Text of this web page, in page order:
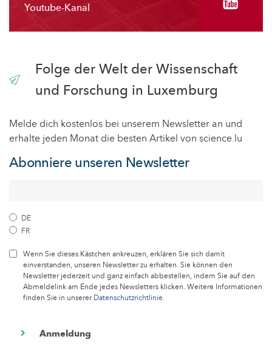
Youtube-Kanal
Folge der Welt der Wissenschaft
und Forschung in Luxemburg
Melde dich kostenlos bei unserem Newsletter an und
erhalte jeden Monat die besten Artikel von science.lu
Abonniere unseren Newsletter
DE
FR
Wenn Sie dieses Kästchen ankreuzen, erklären Sie sich damit
einverstanden, unseren Newsletter zu erhalten. Sie können den
Newsletter jederzeit und ganz einfach abbestellen, indem Sie auf den
Abmeldelink am Ende jedes Newsletters klicken. Weitere Informationen
finden Sie in unsererDatenschutzrichtlinie.